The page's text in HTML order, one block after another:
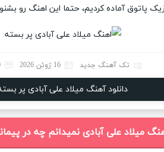
پاتوق آماده کردیم، حتما این اهنگ رو
تک آهنگ جدید 16 ژوئن 2026
دانلود آهنگ میلاد علی آبادی پر
میلاد علی آبادی نمیدانم چه در